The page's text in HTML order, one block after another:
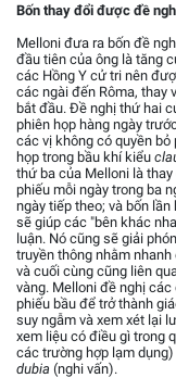
Bốn thay đổi được đề
Melloni đưa ra bốn đề
đầu tiên của ông là tăng
các Hồng Y cử tri nên
các ngài đến Rôma, thay
bắt đầu. Đề nghị thứ hai
phiên họp hàng ngày
các vị không có quyền bỏ
họp trong bầu khí kiểu
thứ ba của Melloni là
phiếu mỗi ngày trong ba
ngày tiếp theo; và bốn
sẽ giúp các "bên khác
luận. Nó cũng sẽ giải
truyền thông nhằm
và cuối cùng cũng liên
vàng. Melloni đề nghị
phiếu bầu để trở thành
suy ngẫm và xem xét lại
xem liệu có điều gì trong
các trường hợp lạm
dubia (nghi vấn).